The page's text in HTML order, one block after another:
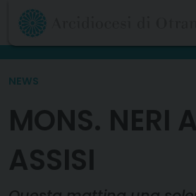
Skip
content
NEWS
MONS. NERI
ASSISI